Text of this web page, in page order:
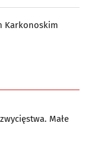
Karkonoskim
Małe